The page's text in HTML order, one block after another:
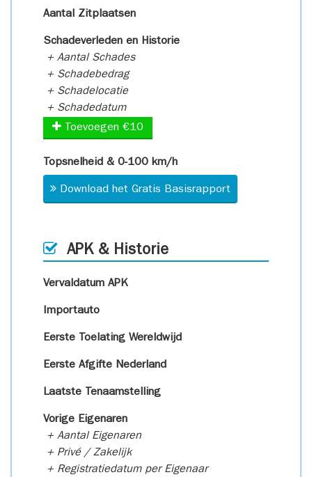
Aantal Zitplaatsen
Schadeverleden en Historie
+ Aantal Schades
+ Schadebedrag
+ Schadelocatie
+ Schadedatum
Toevoegen €10
Topsnelheid & 0-100 km/h
Download het Gratis Basisrapport
APK & Historie
Vervaldatum APK
Importauto
Eerste Toelating Wereldwijd
Eerste Afgifte Nederland
Laatste Tenaamstelling
Vorige Eigenaren
+ Aantal Eigenaren
+ Privé / Zakelijk
+ Registratiedatum per Eigenaar